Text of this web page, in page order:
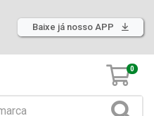
Baixe já nosso APP
0